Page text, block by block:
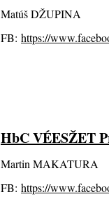
Matúš
FB: https://
HbC VÉESŽET
Martin
FB: https://